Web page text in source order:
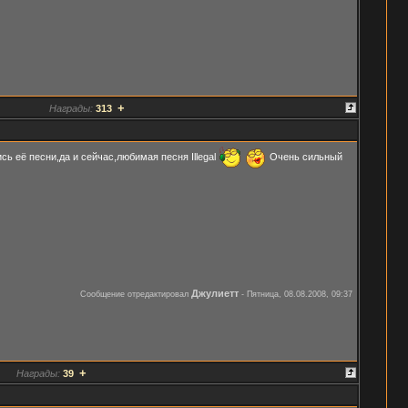
Награды: 313 +
её песни,да и сейчас,любимая песня Illegal Очень сильный
Сообщение отредактировал Джулиетт- Пятница, 08.08.2008, 09:37
Награды: 39 +